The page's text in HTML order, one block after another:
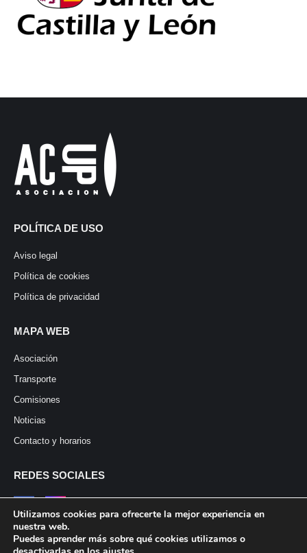
POLÍTICA DE USO
Aviso legal
Política de cookies
Política de privacidad
MAPA WEB
Asociación
Transporte
Comisiones
Noticias
Contacto y horarios
REDES SOCIALES
Utilizamos cookies para ofrecerte la mejor experiencia en
nuestra web.
Puedes aprender más sobre qué cookies utilizamos o